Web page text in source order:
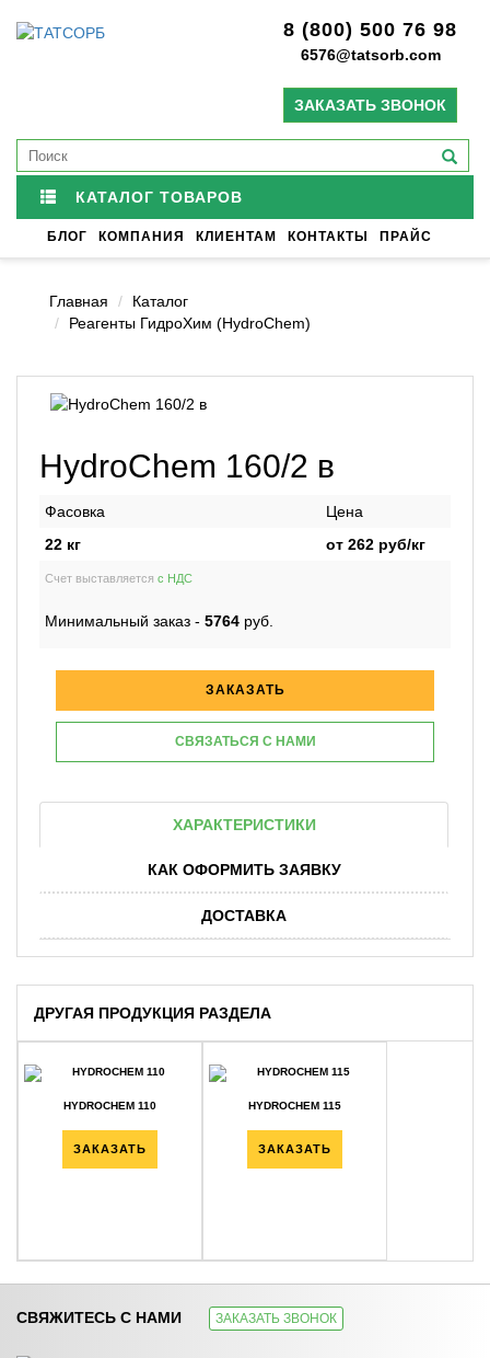
8 (800) 500 76 98
6576@tatsorb.com
ЗАКАЗАТЬ ЗВОНОК
КАТАЛОГ ТОВАРОВ
БЛОГ КОМПАНИЯ КЛИЕНТАМ КОНТАКТЫ ПРАЙС
Главная
Каталог
Реагенты ГидроХим (HydroChem)
HydroChem 160/2 в
Фасовка
Цена
22 кг
от 262 руб/кг
Счет выставляется с НДС
Минимальный заказ - 5764 руб.
ЗАКАЗАТЬ
СВЯЗАТЬСЯ С НАМИ
ХАРАКТЕРИСТИКИ
КАК ОФОРМИТЬ ЗАЯВКУ
ДОСТАВКА
ДРУГАЯ ПРОДУКЦИЯ РАЗДЕЛА
HYDROCHEM 110
ЗАКАЗАТЬ
HYDROCHEM 115
ЗАКАЗАТЬ
HYDROCHEM 117 HYDROCHEM 119
СВЯЖИТЕСЬ С НАМИ ЗАКАЗАТЬ ЗВОНОК